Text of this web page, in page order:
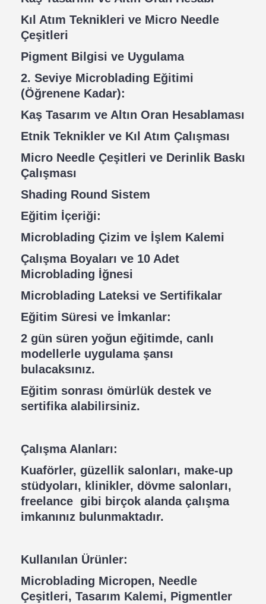
Kıl Atım Teknikleri ve Micro Needle
Çeşitleri
Pigment Bilgisi ve Uygulama
2. Seviye Microblading Eğitimi
(Öğrenene Kadar):
Kaş Tasarım ve Altın Oran Hesablaması
Etnik Teknikler ve Kıl Atım Çalışması
Micro Needle Çeşitleri ve Derinlik Baskı
Çalışması
Shading Round Sistem
Eğitim İçeriği:
Microblading Çizim ve İşlem Kalemi
Çalışma Boyaları ve 10 Adet
Microblading İğnesi
Microblading Lateksi ve Sertifikalar
Eğitim Süresi ve İmkanlar:
2 gün süren yoğun eğitimde, canlı
modellerle uygulama şansı
bulacaksınız.
Eğitim sonrası ömürlük destek ve
sertifika alabilirsiniz.
Çalışma Alanları:
Kuaförler, güzellik salonları, make-up
stüdyoları, klinikler, dövme salonları,
freelance gibi birçok alanda çalışma
imkanınız bulunmaktadır.
Kullanılan Ürünler:
Microblading Micropen, Needle
Çeşitleri, Tasarım Kalemi, Pigmentler